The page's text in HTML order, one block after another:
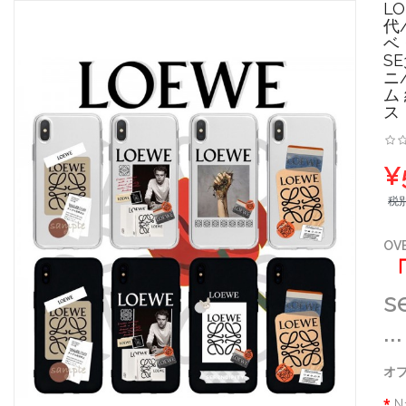
代
ベ
ニ
ム
ス
税
...
オ